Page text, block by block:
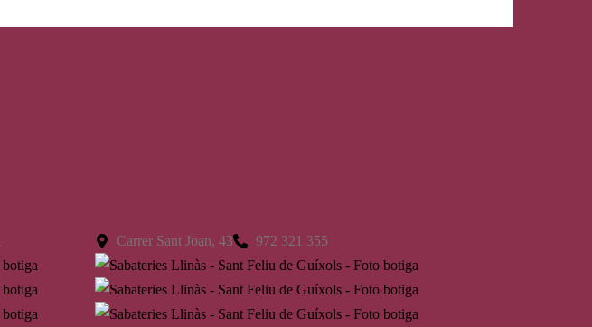
Carrer Sant Joan, 43 972 321 355